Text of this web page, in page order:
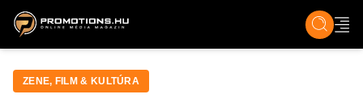
ZENE, FILM & KULT ÉLET TECH &
ZENE, FILM & KULTÚRA